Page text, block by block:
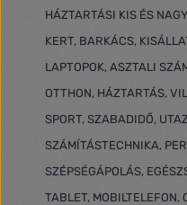
HÁZTARTÁSI KIS ÉS
KERT, BARKÁCS,
LAPTOPOK, ASZTALI
OTTHON, HÁZTARTÁS,
SPORT, SZABADIDŐ,
SZÁMÍTÁSTECHNIKA,
SZÉPSÉGÁPOLÁS,
TABLET, MOBILTELEFON,